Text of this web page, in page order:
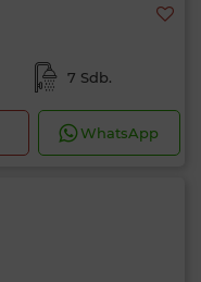
7 Sdb.
WhatsApp